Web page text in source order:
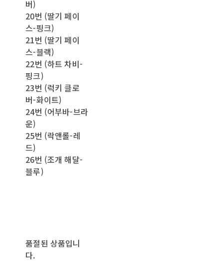
버)
20번 (딸기 페이
스-핑크)
21번 (딸기 페이
스-블랙)
22번 (하트 차비-
핑크)
23번 (럭키 클로
버-화이트)
24번 (어부바-브라
운)
25번 (락앤롤-레
드)
26번 (조개 해달-
블루)
품절된 상품입니
다.